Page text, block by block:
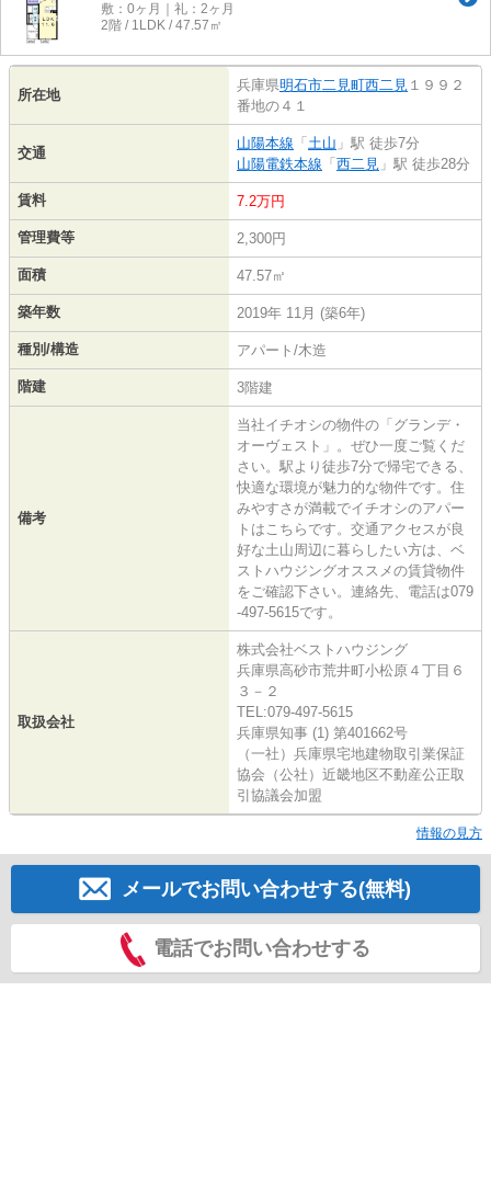
敷：0ヶ月｜礼：2ヶ月
2階 / 1LDK / 47.57㎡
所在地
兵庫県明石市二見町西二見 １９９２
番地の４１
交通
山陽本線 「 土山 」駅 徒歩7分
山陽電鉄本線 「 西二見 」駅 徒歩28分
賃料 7.2万円
管理費等 2,300円
面積 47.57㎡
築年数 2019年 11月 (築6年)
種別/構造 アパート/木造
階建 3階建
備考
当社イチオシの物件の「グランデ・
オーヴェスト」。ぜひ一度ご覧くだ
さい。駅より徒歩7分で帰宅できる、
快適な環境が魅力的な物件です。住
みやすさが満載でイチオシのアパー
トはこちらです。交通アクセスが良
好な土山周辺に暮らしたい方は、ベ
ストハウジングオススメの賃貸物件
をご確認下さい。連絡先、電話は079
-497-5615です。
取扱会社
株式会社ベストハウジング
兵庫県高砂市荒井町小松原４丁目６
３－２
TEL:079-497-5615
兵庫県知事 (1) 第401662号
（一社）兵庫県宅地建物取引業保証
協会（公社）近畿地区不動産公正取
引協議会加盟
情報の見方
メールでお問い合わせする(無料)
電話でお問い合わせする